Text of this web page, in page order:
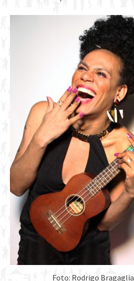
Foto: Rodrigo Bragaglia